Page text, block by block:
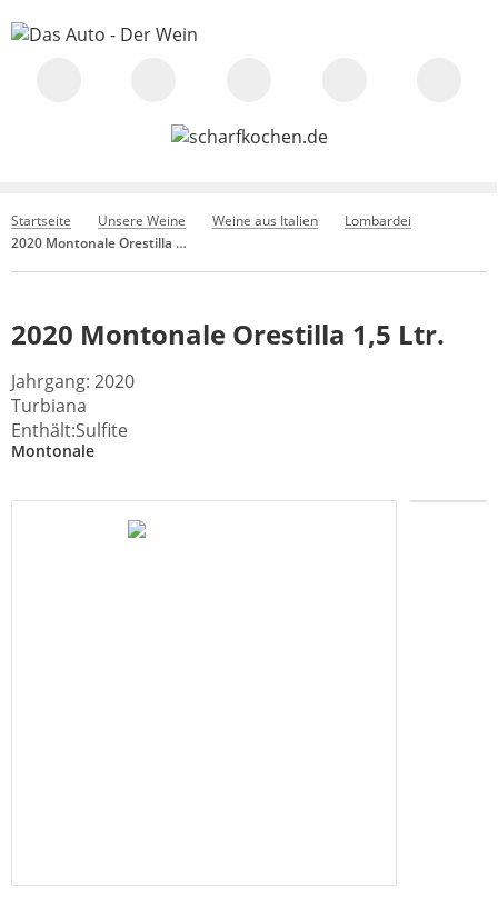
Startseite Unsere Weine Weine aus Italien
Lombardei
2020 Montonale Orestilla 1,5 Ltr.
2020 Montonale Orestilla 1,5 Ltr.
Jahrgang: 2020
Turbiana
Enthält:Sulfite
Montonale